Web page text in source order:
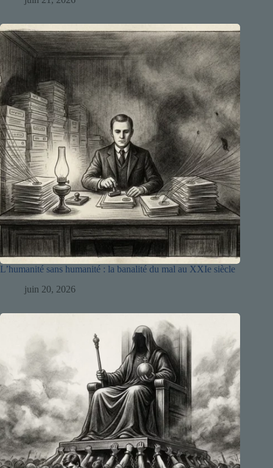
L’humanité sans humanité : la banalité du mal au XXIe siècle
juin 20, 2026